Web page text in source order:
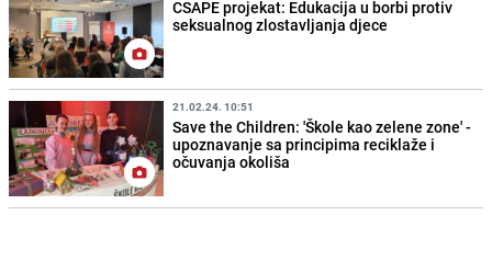
CSAPE projekat: Edukacija u borbi protiv
seksualnog zlostavljanja djece
21.02.24. 10:51
Save the Children: 'Škole kao zelene zone' -
upoznavanje sa principima reciklaže i
očuvanja okoliša